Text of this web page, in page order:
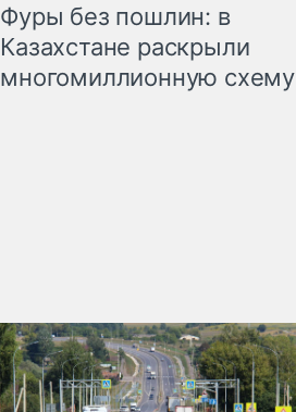
Фуры без пошлин: в
Казахстане раскрыли
многомиллионную схему